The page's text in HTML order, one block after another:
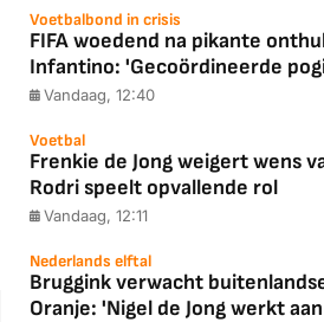
Voetbalbond in crisis
FIFA woedend na pikante
Infantino: 'Gecoördineerde
Vandaag, 12:40
Voetbal
Frenkie de Jong weigert wens
Rodri speelt opvallende rol
Vandaag, 12:11
Nederlands elftal
Bruggink verwacht
Oranje: 'Nigel de Jong werkt